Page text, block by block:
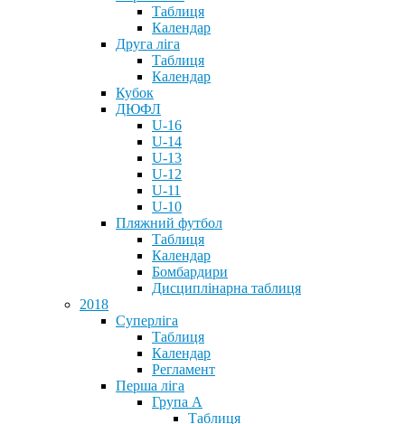
Таблиця
Календар
Друга ліга
Таблиця
Календар
Кубок
ДЮФЛ
U-16
U-14
U-13
U-12
U-11
U-10
Пляжний футбол
Таблиця
Календар
Бомбардири
Дисциплінарна таблиця
2018
Суперліга
Таблиця
Календар
Регламент
Перша ліга
Група А
Таблиця